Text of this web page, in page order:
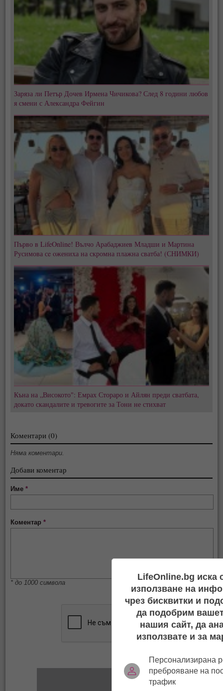
Заряза ли Петър Дочев Ирмена Чичикова? След 8 години любов
я смени с Александра Фейгин
Първо в LifeOnline! Вълчо Арабаджиев Младши и Мартина
Русимова сe oжениха на скромна плажна сватба! (СНИМКИ)
Къна на „Високото": Емрах Стораро и Айлян преди сватбата,
докато скандалите и тревогите за Тони не стихват
Коментари (0)
Няма коментари.
Добави коментар
Име*
Коментар*
* до 1000 символа
LifeOnline.bg иска
използване на
чрез бисквитки и
да подобрим
нашия сайт, да
използвате и за
Персонализирана
преброяване на
трафик